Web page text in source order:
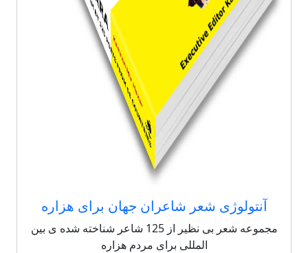
آنتولوژی شعر شاعران جهان برای هزاره
مجموعه شعر بی نظیر از 125 شاعر شناخته شده ی بین
المللی برای مردم هزاره